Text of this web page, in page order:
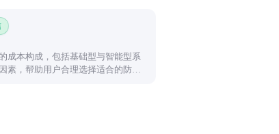
成本构成，包括基础型与智能型系
素，帮助用户合理选择适合的防护